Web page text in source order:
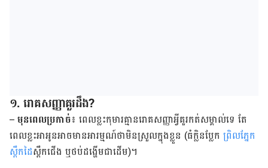
១. រោគសញ្ញា​គួរ​ដឹង?
–មុនពេលប្រកាច់៖ ពេលខ្លះកុមារគ្មានរោគសញ្ញាអ្វីគួរកត់សម្គាល់ទេ តែ
ពេលខ្លះអាអូនអាច​មាន​អារម្មណ៍ថាមិនស្រួលក្នុងខ្លួន​ (ធំក្លិនប្លែក ព្រិលភ្នែក
ស្ពឹកដៃស្ពឹកជើង​ ឬថប់ដង្ហើមជាដើម)។